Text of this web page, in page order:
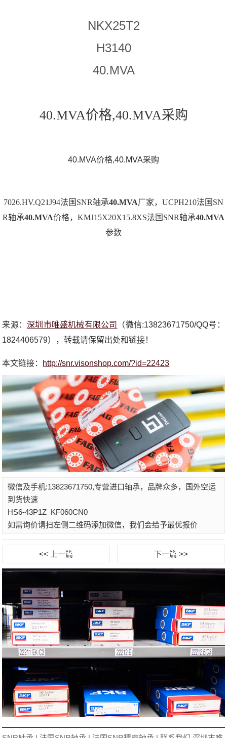
NKX25T2
H3140
40.MVA
40.MVA价格,40.MVA采购
40.MVA价格,40.MVA采购
7026.HV.Q21J94法国SNR轴承40.MVA厂家，UCPH210法国SN
R轴承40.MVA价格，KMJ15X20X15.8XS法国SNR轴承40.MVA
参数
来源：深圳市唯盛机械有限公司
（微信:13823671750/QQ号：
1824406579），转载请保留出处和链接！
本文链接： http://snr.visonshop.com/?id=22423
微信及手机:13823671750,专营进口轴承，品牌众多，国外空运
到货快速
HS6-43P1Z KF060CN0
如需询价请扫左侧二维码添加微信，我们会给予最优报价
<< 上一篇 下一篇 >>